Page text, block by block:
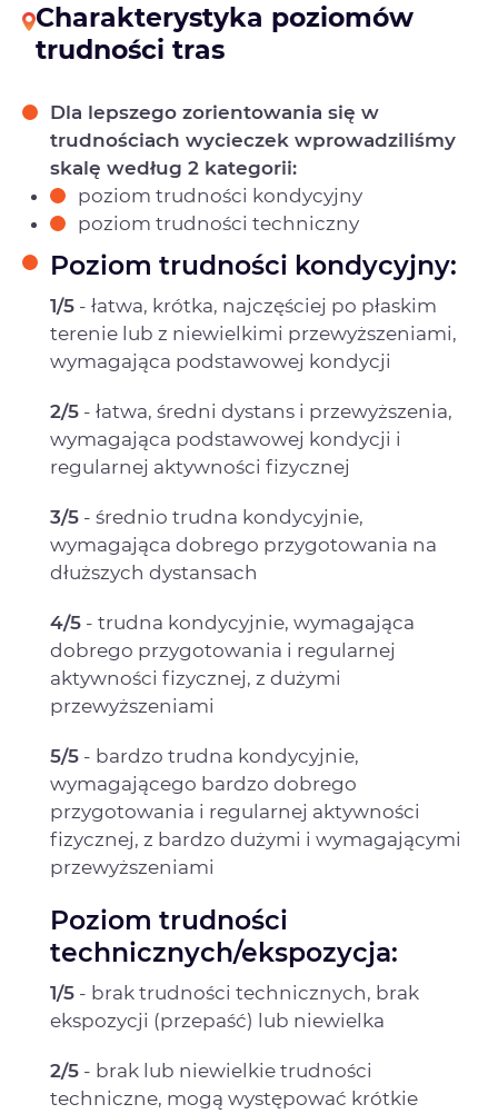
Charakterystyka poziomów
trudności tras
Dla lepszego zorientowania się w
trudnościach wycieczek wprowadziliśmy
skalę według 2 kategorii:
poziom trudności kondycyjny
poziom trudności techniczny
Poziom trudności kondycyjny:
1/5 - łatwa, krótka, najczęściej po płaskim
terenie lub z niewielkimi przewyższeniami,
wymagająca podstawowej kondycji
2/5 - łatwa, średni dystans i przewyższenia,
wymagająca podstawowej kondycji i
regularnej aktywności fizycznej
3/5 - średnio trudna kondycyjnie,
wymagająca dobrego przygotowania na
dłuższych dystansach
4/5 - trudna kondycyjnie, wymagająca
dobrego przygotowania i regularnej
aktywności fizycznej, z dużymi
przewyższeniami
5/5 - bardzo trudna kondycyjnie,
wymagającego bardzo dobrego
przygotowania i regularnej aktywności
fizycznej, z bardzo dużymi i wymagającymi
przewyższeniami
Poziom trudności
technicznych/ekspozycja:
1/5 - brak trudności technicznych, brak
ekspozycji (przepaść) lub niewielka
2/5 - brak lub niewielkie trudności
techniczne, mogą występować krótkie